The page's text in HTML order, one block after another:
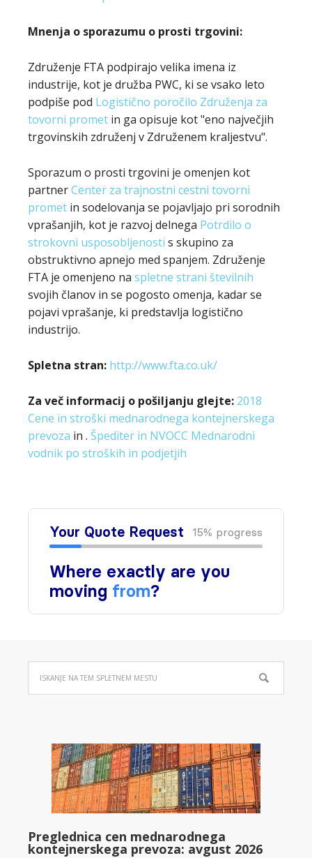
Mnenja o sporazumu o prosti trgovini:
Združenje FTA podpirajo velika imena iz
industrije, kot je družba PWC, ki se vsako leto
podpiše pod Logistično poročilo Združenja za
tovorni promet in ga opisuje kot "eno največjih
trgovinskih združenj v Združenem kraljestvu".
Sporazum o prosti trgovini je omenjen kot
partnerCenter za trajnostni cestni tovorni
promet in sodelovanja se pojavljajo pri sorodnih
vprašanjih, kot je razvoj delnega Potrdilo o
strokovni usposobljenosti s skupino za
obstruktivno apnejo med spanjem. Združenje
FTA je omenjeno na spletne strani številnih
svojih članov in se pogosto omenja, kadar se
pojavi vprašanje, ki predstavlja logistično
industrijo.
Spletna stran: http://www.fta.co.uk/
Za več informacij o pošiljanju glejte: 2018
Cene in stroški mednarodnega kontejnerskega
prevoza in . Špediter in NVOCC Mednarodni
vodnik po stroških in podjetjih
Preglednica cen mednarodnega
kontejnerskega prevoza: avgust 2026